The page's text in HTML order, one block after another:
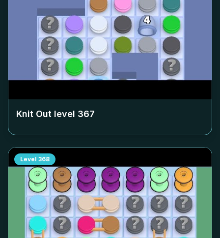
Knit Out level 367
Level 368